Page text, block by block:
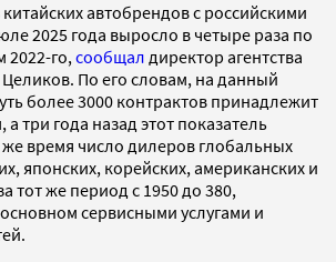
автобрендов с российскими
2025 года выросло в четыре раза по
2022-го,сообщал директор агентства
Целиков. По его словам, на данный
более 3000 контрактов принадлежит
три года назад этот показатель
же время число дилеров глобальных
японских, корейских, американских и
тот же период с 1950 до 380,
сервисными услугами и